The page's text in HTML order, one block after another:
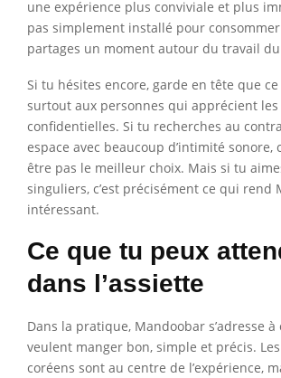
une expérience plus conviviale et plus
pas simplement installé pour
partages un moment autour du travail
Si tu hésites encore, garde en tête que
surtout aux personnes qui apprécient les
confidentielles. Si tu recherches au
espace avec beaucoup d’intimité sonore,
être pas le meilleur choix. Mais si tu
singuliers, c’est précisément ce qui rend
intéressant.
Ce que tu peux
dans l’assiette
Dans la pratique, Mandoobar s’adresse à
veulent manger bon, simple et précis.
coréens sont au centre de l’expérience,